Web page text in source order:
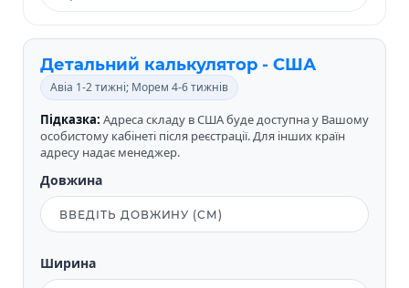
Детальний калькулятор - США
Авіа 1-2 тижні; Морем 4-6 тижнів
Підказка: Адреса складу в США буде доступна у Вашому
особистому кабінеті після реєстрації. Для інших країн
адресу надає менеджер.
Довжина
Ширина